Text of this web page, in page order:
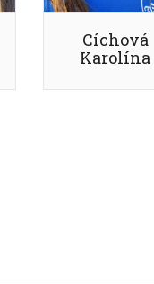
Cíchová
Karolína